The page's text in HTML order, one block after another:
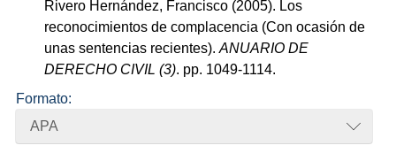
Rivero Hernández, Francisco (2005). Los
reconocimientos de complacencia (Con ocasión de
unas sentencias recientes).ANUARIO DE
DERECHO CIVIL (3). pp. 1049-1114.
Formato:
APA